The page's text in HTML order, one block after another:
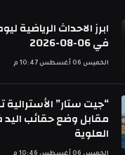
ابرز الاحداث الرياضية
في 06-08-2026
الخميس 06 أغسطس 10:47 م
“جيت ستار”
مقابل وضع حقائب اليد
العلوية